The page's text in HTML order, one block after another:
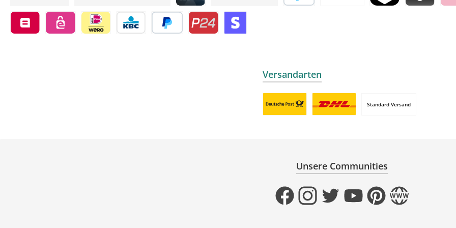
Credit card by mollie
Versandarten
Standard Versand
Unsere Communities
FacebookInstagramTwitterYouTubePinterestWebsite